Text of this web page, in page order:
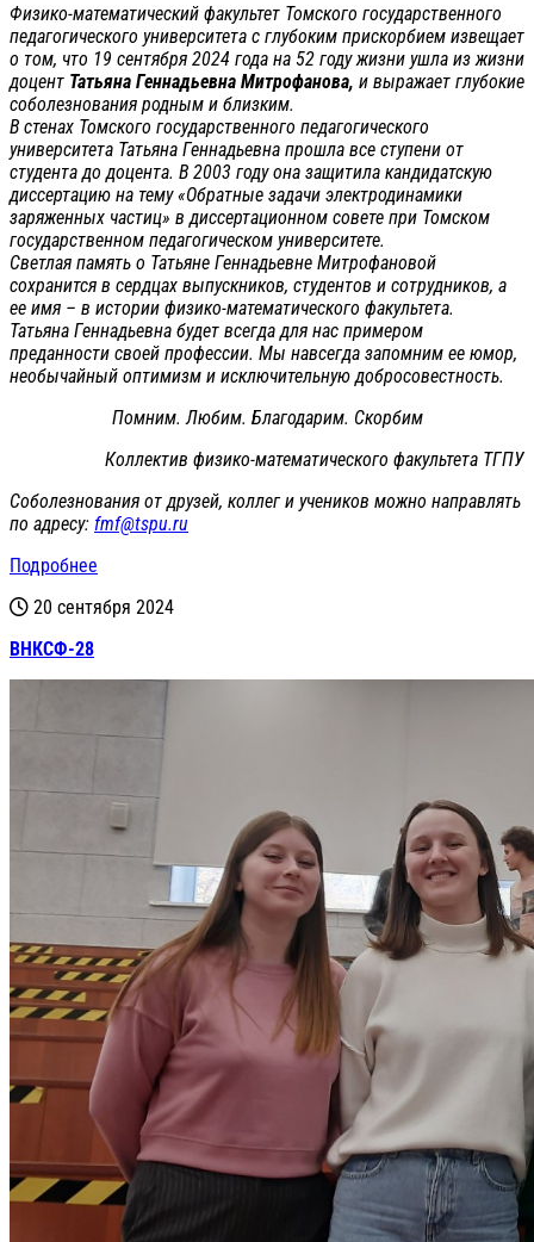
Физико-математический факультет Томского государственного
педагогического университета с глубоким прискорбием извещает
о том, что 19 сентября 2024 года на 52 году жизни ушла из жизни
доцент Татьяна Геннадьевна Митрофанова, и выражает глубокие
соболезнования родным и близким.
В стенах Томского государственного педагогического
университета Татьяна Геннадьевна прошла все ступени от
студента до доцента. В 2003 году она защитила кандидатскую
диссертацию на тему «Обратные задачи электродинамики
заряженных частиц» в диссертационном совете при Томском
государственном педагогическом университете.
Светлая память о Татьяне Геннадьевне Митрофановой
сохранится в сердцах выпускников, студентов и сотрудников, а
ее имя – в истории физико-математического факультета.
Татьяна Геннадьевна будет всегда для нас примером
преданности своей профессии. Мы навсегда запомним ее юмор,
необычайный оптимизм и исключительную добросовестность.
Помним. Любим. Благодарим. Скорбим
Коллектив физико-математического факультета ТГПУ
Соболезнования от друзей, коллег и учеников можно направлять
по адресу: fmf@tspu.ru
Подробнее
20 сентября 2024
ВНКСФ-28